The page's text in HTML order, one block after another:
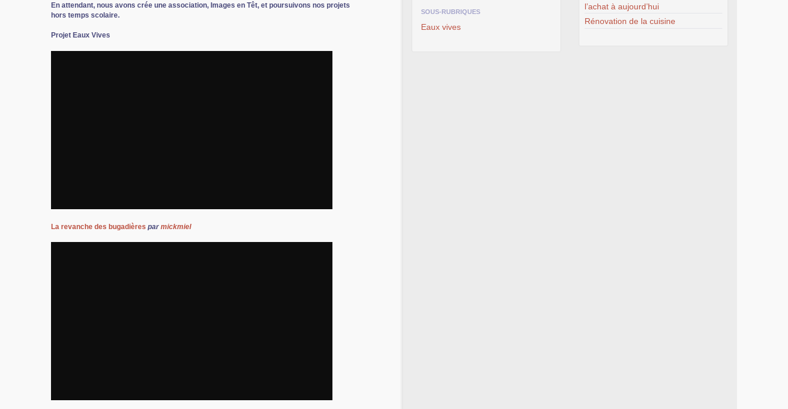
En attendant, nous avons crée une association, Images en Têt, et poursuivons nos projets
hors temps scolaire.
Projet Eaux Vives
La revanche des bugadières par mickmiel
SOUS-RUBRIQUES
Eaux vives
l’achat à aujourd’hui
Rénovation de la cuisine